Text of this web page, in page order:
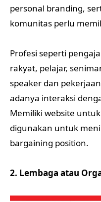
personal branding,
komunitas perlu
Profesi seperti
rakyat, pelajar,
speaker dan
adanya interaksi
Memiliki website
digunakan untuk
bargaining position.
2. Lembaga atau